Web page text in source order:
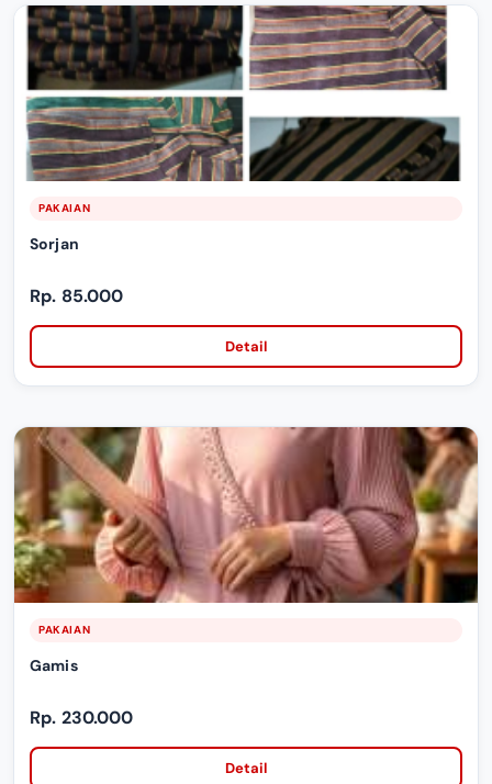
PAKAIAN
Sorjan
Rp. 85.000
Detail
PAKAIAN
Gamis
Rp. 230.000
Detail